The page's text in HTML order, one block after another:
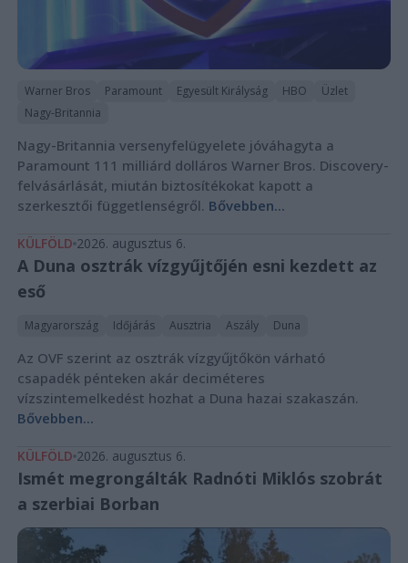
Warner Bros Paramount Egyesült Királyság HBO
Üzlet
Nagy-Britannia
Nagy-Britannia versenyfelügyelete jóváhagyta a
Paramount 111 milliárd dolláros Warner Bros. Discovery-
felvásárlását, miután biztosítékokat kapott a
szerkesztői függetlenségről. Bővebben...
KÜLFÖLD 2026. augusztus 6.
A Duna osztrák vízgyűjtőjén esni kezdett az
eső
Magyarország Időjárás Ausztria Aszály Duna
Az OVF szerint az osztrák vízgyűjtőkön várható
csapadék pénteken akár deciméteres
vízszintemelkedést hozhat a Duna hazai szakaszán.
Bővebben...
KÜLFÖLD 2026. augusztus 6.
Ismét megrongálták Radnóti Miklós szobrát
a szerbiai Borban